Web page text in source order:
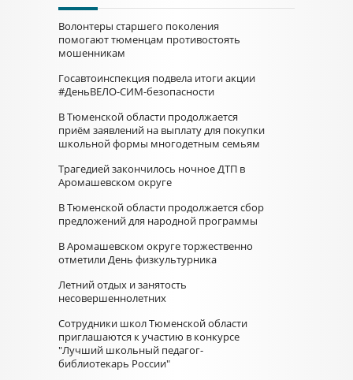
Волонтеры старшего поколения
помогают тюменцам противостоять
мошенникам
Госавтоинспекция подвела итоги акции
#ДеньВЕЛО-СИМ-безопасности
В Тюменской области продолжается
приём заявлений на выплату для покупки
школьной формы многодетным семьям
Трагедией закончилось ночное ДТП в
Аромашевском округе
В Тюменской области продолжается сбор
предложений для народной программы
В Аромашевском округе торжественно
отметили День физкультурника
Летний отдых и занятость
несовершеннолетних
Сотрудники школ Тюменской области
приглашаются к участию в конкурсе
"Лучший школьный педагог-
библиотекарь России"